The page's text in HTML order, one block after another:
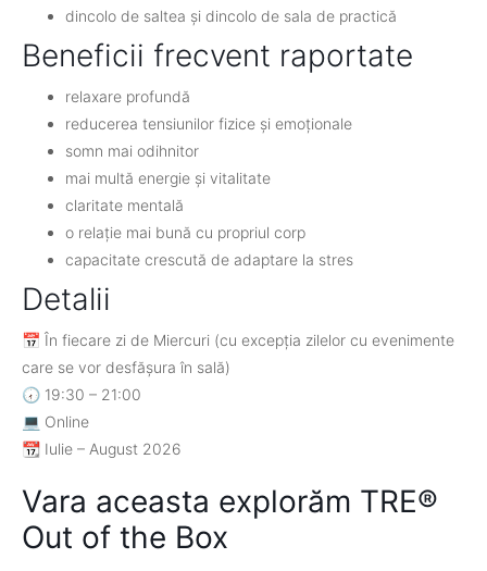
dincolo de saltea și dincolo de sala de practică
Beneficii frecvent raportate
relaxare profundă
reducerea tensiunilor fizice și emoționale
somn mai odihnitor
mai multă energie și vitalitate
claritate mentală
o relație mai bună cu propriul corp
capacitate crescută de adaptare la stres
Detalii
📅 În fiecare zi de Miercuri (cu excepția zilelor cu evenimente
care se vor desfășura în sală)
🕢 19:30 – 21:00
💻 Online
📆 Iulie – August 2026
Vara aceasta explorăm TRE®
Out of the Box